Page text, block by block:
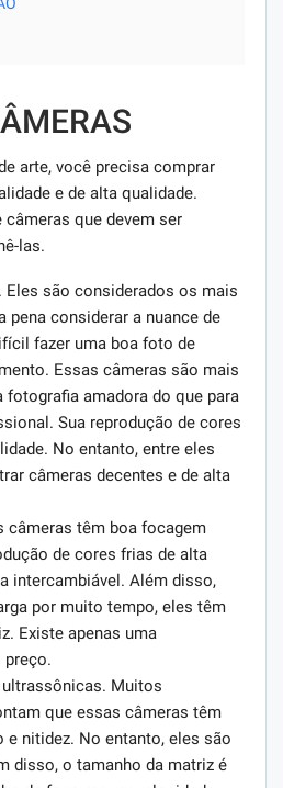
arte, você precisa comprar
e de alta qualidade.
que devem ser
las.
Eles são considerados os mais
pena considerar a nuance de
fazer uma boa foto de
Essas câmeras são mais
fotografia amadora do que para
Sua reprodução de cores
No entanto, entre eles
câmeras decentes e de alta
câmeras têm boa focagem
de cores frias de alta
intercambiável. Além disso,
por muito tempo, eles têm
Existe apenas uma
preço.
Muitos
que essas câmeras têm
e nitidez. No entanto, eles são
disso, o tamanho da matriz é